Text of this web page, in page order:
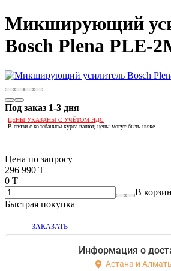
Микширующий
Bosch Plena PLE-
Под заказ 1-3 дня
ЦЕНЫ УКАЗАНЫ С УЧЁТОМ НДС
В связи с колебанием курса валют, цены могут быть ниже
Цена по запросу
296 990 T
0 T
В
Быстрая покупка
ЗАКАЗАТЬ
Информация о
Астана и